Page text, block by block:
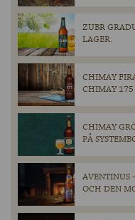
ZUBR
LAGER.
CHIMAY
CHIMAY 175
CHIMAY
PÅ
AVENTINUS
OCH DEN